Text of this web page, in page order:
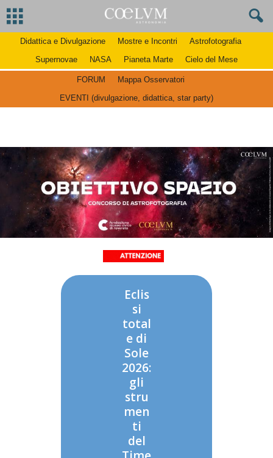
Didattica e Divulgazione Mostre e Incontri
Astrofotografia
Supernovae
NASA Pianeta Marte Cielo del Mese
FORUM
Mappa Osservatori
EVENTI (divulgazione, didattica, star party)
Eclis
si
total
e di
Sole
2026:
gli
stru
men
ti
del